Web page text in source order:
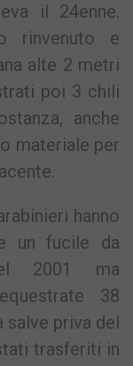
il 24enne.
rinvenuto e
alte 2 metri
poi 3 chili
anche
materiale per
hanno
un fucile da
2001 ma
38
salve priva del
trasferiti in